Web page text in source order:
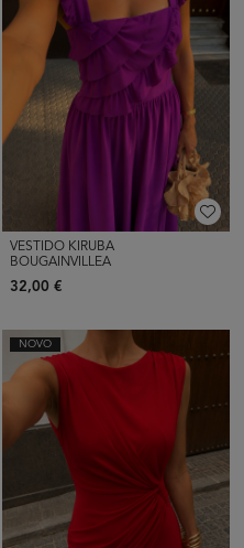
VESTIDO KIRUBA
BOUGAINVILLEA
32,00 €
NOVO